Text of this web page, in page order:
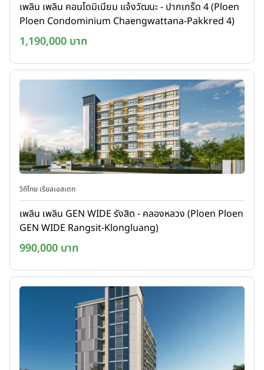
เพลิน เพลิน คอนโดมิเนียม แจ้งวัฒนะ - ปากเกร็ด 4 (Ploen
Ploen Condominium Chaengwattana-Pakkred 4)
1,190,000 บาท
วิถีไทย เรียลเอสเตท
เพลิน เพลิน GEN WIDE รังสิต - คลองหลวง (Ploen Ploen
GEN WIDE Rangsit-Klongluang)
990,000 บาท